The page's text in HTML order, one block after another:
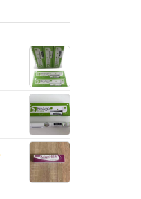
лікування простати